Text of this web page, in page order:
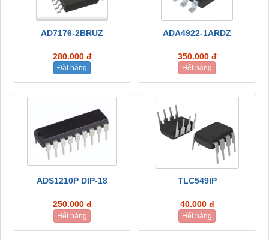
AD7176-2BRUZ
280.000 đ
Đặt hàng
ADA4922-1ARDZ
350.000 đ
Hết hàng
ADS1210P DIP-18
250.000 đ
Hết hàng
TLC549IP
40.000 đ
Hết hàng